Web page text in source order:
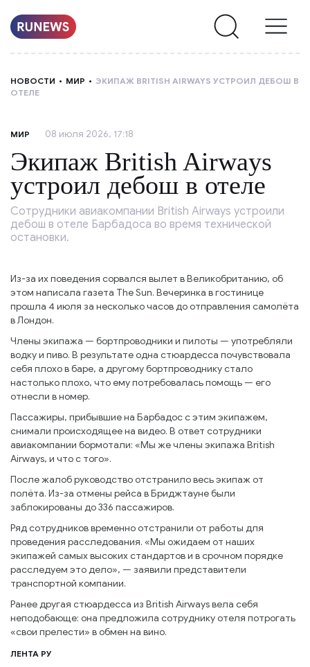
О
НАС
НОВОСТИ МИР
ЭКИПАЖ BRITISH AIRWAYS УСТРОИЛ ДЕБОШ В
ОТЕЛЕ
МИР 08 июля 2026, 17:18
Экипаж British Airways
устроил дебош в отеле
Сотрудники авиакомпании British Airways устроили
дебош в отеле Барбадоса во время технической
остановки.
Из-за их поведения сорвался вылет в Великобританию, об
этом написала газета The Sun. Вечеринка в гостинице
прошла 4 июля за несколько часов до отправления самолёта
в Лондон.
Члены экипажа — бортпроводники и пилоты — употребляли
водку и пиво. В результате одна стюардесса почувствовала
себя плохо в баре, а другому бортпроводнику стало
настолько плохо, что ему потребовалась помощь — его
отнесли в номер.
Пассажиры, прибывшие на Барбадос с этим экипажем,
снимали происходящее на видео. В ответ сотрудники
авиакомпании бормотали: «Мы же члены экипажа British
Airways, и что с того».
После жалоб руководство отстранило весь экипаж от
полёта. Из-за отмены рейса в Бриджтауне были
заблокированы до 336 пассажиров.
Ряд сотрудников временно отстранили от работы для
проведения расследования. «Мы ожидаем от наших
экипажей самых высоких стандартов и в срочном порядке
расследуем это дело», — заявили представители
транспортной компании.
Ранее другая стюардесса из British Airways вела себя
неподобающе: она предложила сотруднику отеля потрогать
«свои прелести» в обмен на вино.
ЛЕНТА РУ